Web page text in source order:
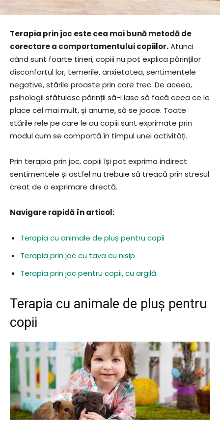
Terapia prin joc este cea mai bună metodă de
corectare a comportamentului copiilor.Atunci
când sunt foarte tineri, copiii nu pot explica părinților
disconfortul lor, temerile, anxietatea, sentimentele
negative, stările proaste prin care trec. De aceea,
psihologii sfătuiesc părinții să-i lase să facă ceea ce le
place cel mai mult, și anume, să se joace. Toate
stările rele pe care le au copiii sunt exprimate prin
modul cum se comportă în timpul unei activități.
Prin terapia prin joc, copiii își pot exprima indirect
sentimentele și astfel nu trebuie să treacă prin stresul
creat de o exprimare directă.
Navigare rapidă în articol:
Terapia cu animale de pluș pentru copii
Terapia prin joc cu tava cu nisip
Terapia prin joc pentru copii, cu argilă.
Terapia cu animale de pluș pentru
copii